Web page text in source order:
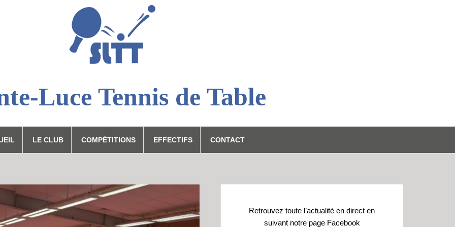
Luce Tennis de Table
LE CLUB COMPÉTITIONS EFFECTIFS CONTACT
Retrouvez toute l’actualité en direct en
suivant notre page Facebook